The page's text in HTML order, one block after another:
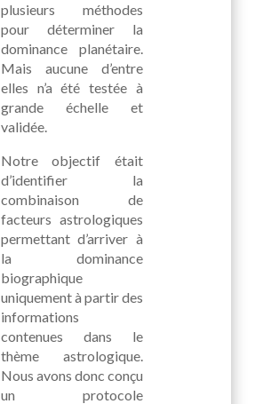
plusieurs méthodes
pour déterminer la
dominance planétaire.
Mais aucune d’entre
elles n’a été testée à
grande échelle et
validée.
Notre objectif était
d’identifier la
combinaison de
facteurs astrologiques
permettant d’arriver à
la dominance
biographique
uniquement à partir des
informations
contenues dans le
thème astrologique.
Nous avons donc conçu
un protocole